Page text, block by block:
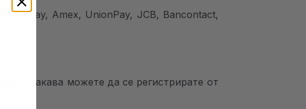
V Pay, Amex, UnionPay, JCB, Bancontact,
такава можете да се регистрирате от